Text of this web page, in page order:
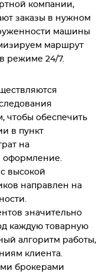
компании,
заказы в нужном
машины
маршрут
режиме 24/7.
чтобы обеспечить
в пункт
на
оформление.
высокой
направлен на
значительно
каждую товарную
алгоритм работы,
клиента.
брокерами